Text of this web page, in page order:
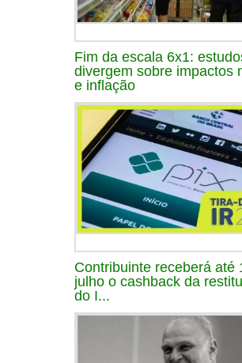
Fim da escala 6x1:
divergem sobre impactos
e inflação
Contribuinte receberá até
julho o cashback da
do I...